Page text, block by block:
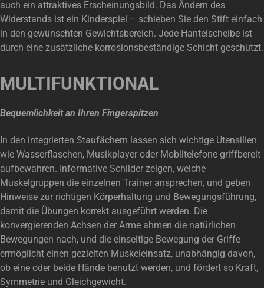
auch ein attraktives Erscheinungsbild. Das Ändern des
Widerstands ist ein Kinderspiel – schieben Sie den Stift einfach
in den gewünschten Gewichtsbereich. Jede Hantelscheibe ist
durch eine zusätzliche korrosionsbeständige Schicht geschützt.
MULTIFUNKTIONAL
Bequemlichkeit an Ihren Fingerspitzen
In den integrierten Staufächern lassen sich wichtige Utensilien
wie Wasserflaschen, Musikplayer oder Mobiltelefone griffbereit
aufbewahren. Informative Schilder zeigen, welche
Muskelgruppen die einzelnen Trainer ansprechen, und geben
Hinweise zur richtigen Körperhaltung und Bewegungsführung,
damit die Übungen korrekt ausgeführt werden. Die
konvergierenden Achsen der Arme ahmen die natürlichen
Bewegungen nach, und die einseitige Bewegung der Griffe
ermöglicht einen gezielten Muskeleinsatz, unabhängig davon,
ob eine oder beide Hände benutzt werden, und fördert so Kraft,
Symmetrie und Gleichgewicht.